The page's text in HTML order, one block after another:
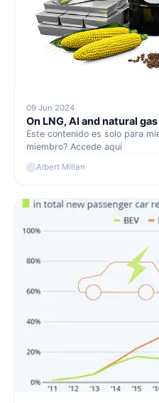
09 Jun 2024
On LNG, AI and natural
Este contenido es solo para
miembro? Accede aquí
Albert Millan